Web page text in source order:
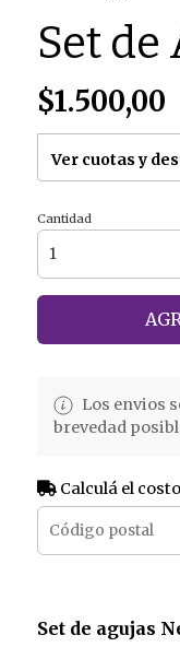
Set de
$1.500,00
Ver cuotas y
Cantidad
Los envios
brevedad
Calculá el
Set de agujas